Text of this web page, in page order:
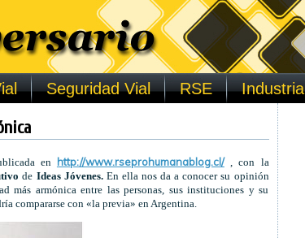
Seguridad Vial RSE Industria
en http://www.rseprohumanablog.cl/, con la
de Ideas Jóvenes.En ella nos da a conocer su opinión
más armónica entre las personas, sus instituciones y su
compararse con «la previa» en Argentina.